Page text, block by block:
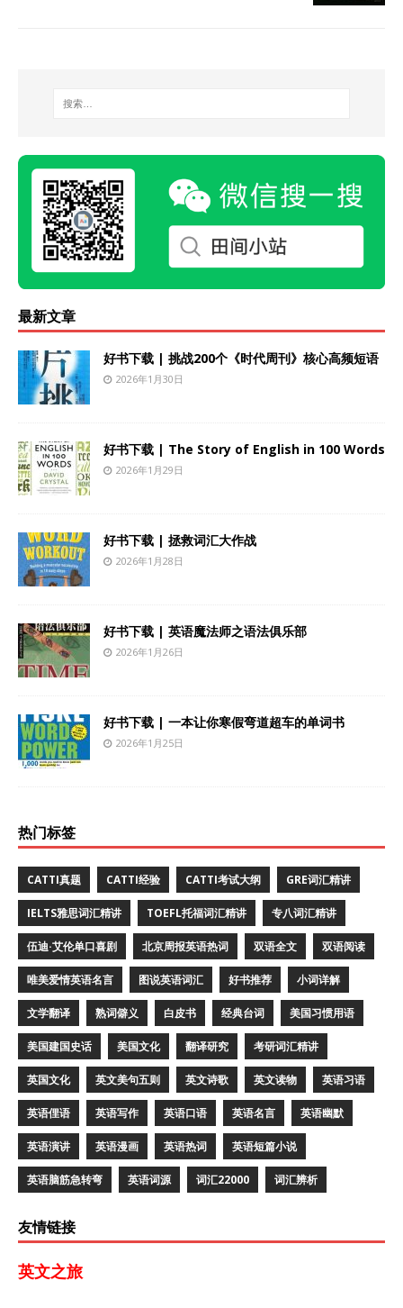
最新文章
好书下载 | 挑战200个《时代周刊》核心高频短语
2026年1月30日
好书下载 | The Story of English in 100 Words
2026年1月29日
好书下载 | 拯救词汇大作战
2026年1月28日
好书下载 | 英语魔法师之语法俱乐部
2026年1月26日
好书下载 | 一本让你寒假弯道超车的单词书
2026年1月25日
热门标签
CATTI真题 CATTI经验 CATTI考试大纲 GRE词汇精讲
IELTS雅思词汇精讲 TOEFL托福词汇精讲 专八词汇精讲
伍迪·艾伦单口喜剧 北京周报英语热词 双语全文 双语阅读
唯美爱情英语名言 图说英语词汇 好书推荐 小词详解
文学翻译 熟词僻义 白皮书 经典台词 美国习惯用语
美国建国史话 美国文化 翻译研究 考研词汇精讲
英国文化 英文美句五则 英文诗歌 英文读物 英语习语
英语俚语 英语写作 英语口语 英语名言 英语幽默
英语演讲 英语漫画 英语热词 英语短篇小说
英语脑筋急转弯 英语词源 词汇22000 词汇辨析
友情链接
英文之旅